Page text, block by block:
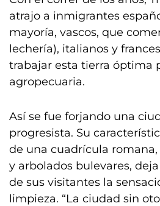
atrajo a inmigrantes
mayoría, vascos, que
lechería), italianos y
trabajar esta tierra óptima
agropecuaria.
Así se fue forjando una
progresista. Su
de una cuadrícula
y arbolados bulevares,
de sus visitantes la
limpieza. “La ciudad sin